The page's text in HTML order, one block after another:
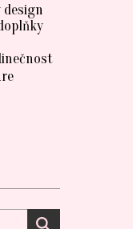
design